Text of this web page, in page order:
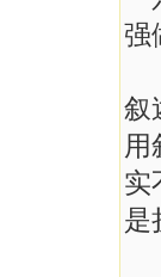
强
叙
用
实
是